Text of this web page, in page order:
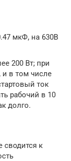
мкФ, на 630В
200 Вт; при
в том числе
ток
рабочий в 10
долго.
сводится к